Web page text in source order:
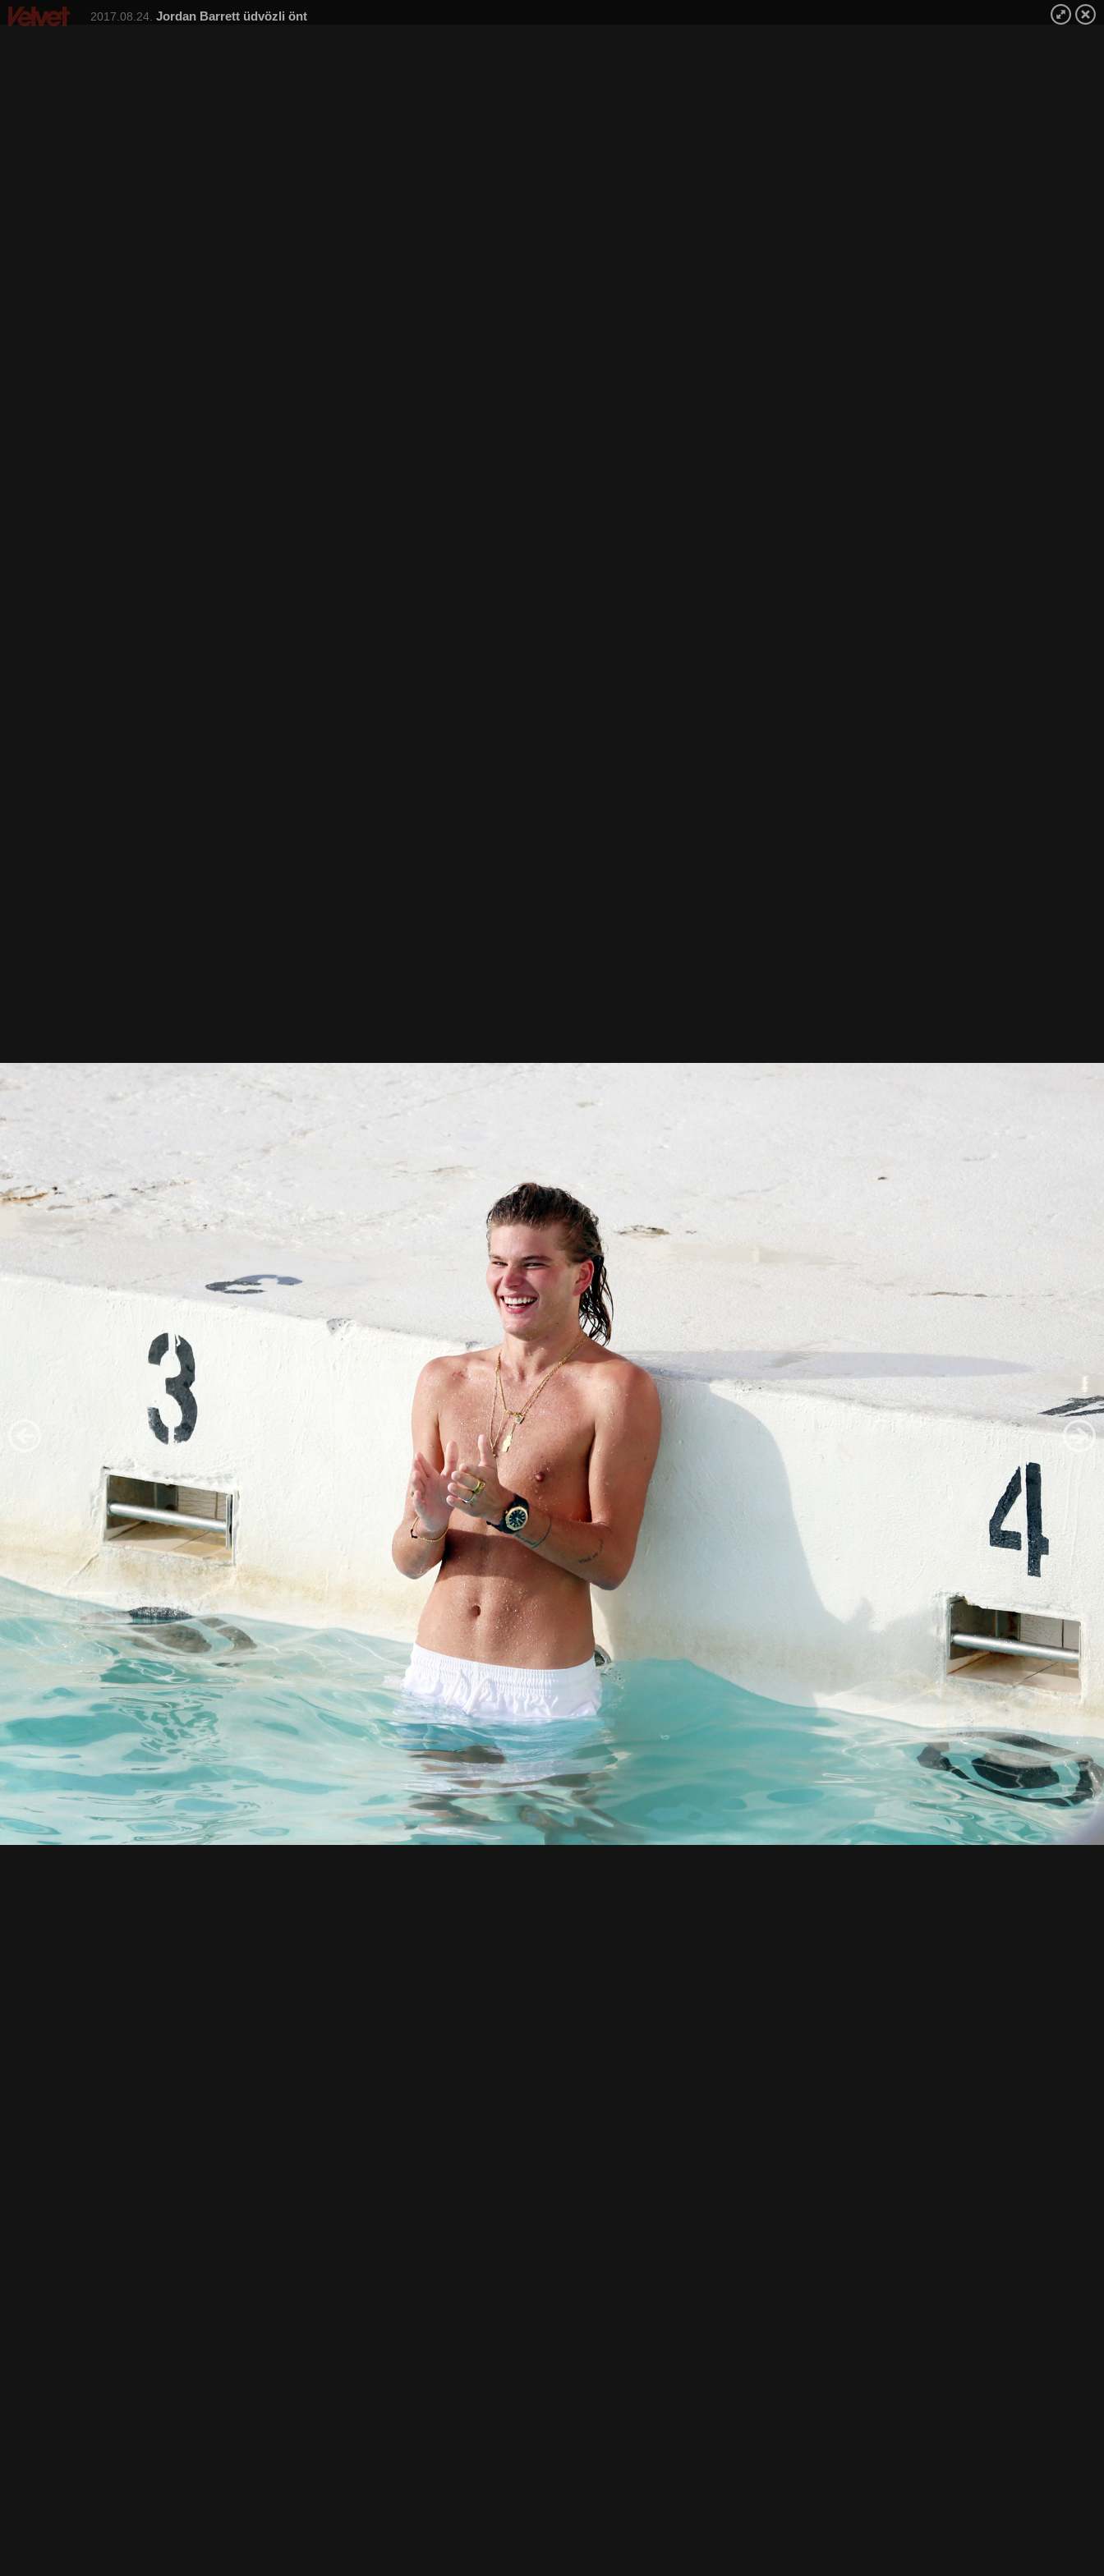
Jordan Barrett üdvözli önt
2017.08.24.